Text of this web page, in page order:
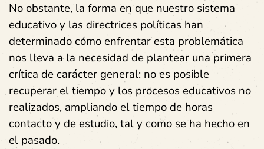
No obstante, la forma en que nuestro sistema
educativo y las directrices políticas han
determinado cómo enfrentar esta problemática
nos lleva a la necesidad de plantear una primera
crítica de carácter general: no es posible
recuperar el tiempo y los procesos educativos no
realizados, ampliando el tiempo de horas
contacto y de estudio, tal y como se ha hecho en
el pasado.